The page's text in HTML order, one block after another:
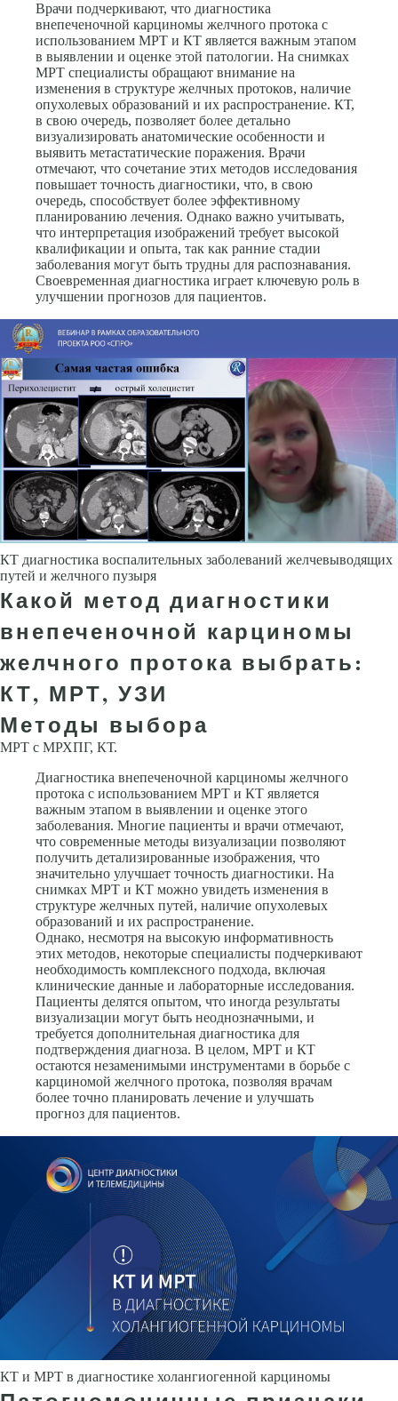
Врачи подчеркивают, что диагностика
внепеченочной карциномы желчного протока с
использованием МРТ и КТ является важным этапом
в выявлении и оценке этой патологии. На снимках
МРТ специалисты обращают внимание на
изменения в структуре желчных протоков, наличие
опухолевых образований и их распространение. КТ,
в свою очередь, позволяет более детально
визуализировать анатомические особенности и
выявить метастатические поражения. Врачи
отмечают, что сочетание этих методов исследования
повышает точность диагностики, что, в свою
очередь, способствует более эффективному
планированию лечения. Однако важно учитывать,
что интерпретация изображений требует высокой
квалификации и опыта, так как ранние стадии
заболевания могут быть трудны для распознавания.
Своевременная диагностика играет ключевую роль в
улучшении прогнозов для пациентов.
КТ диагностика воспалительных заболеваний желчевыводящих
путей и желчного пузыря
Какой метод диагностики
внепеченочной карциномы
желчного протока выбрать:
КТ, МРТ, УЗИ
Методы выбора
МРТ с МРХПГ, КТ.
Диагностика внепеченочной карциномы желчного
протока с использованием МРТ и КТ является
важным этапом в выявлении и оценке этого
заболевания. Многие пациенты и врачи отмечают,
что современные методы визуализации позволяют
получить детализированные изображения, что
значительно улучшает точность диагностики. На
снимках МРТ и КТ можно увидеть изменения в
структуре желчных путей, наличие опухолевых
образований и их распространение.
Однако, несмотря на высокую информативность
этих методов, некоторые специалисты подчеркивают
необходимость комплексного подхода, включая
клинические данные и лабораторные исследования.
Пациенты делятся опытом, что иногда результаты
визуализации могут быть неоднозначными, и
требуется дополнительная диагностика для
подтверждения диагноза. В целом, МРТ и КТ
остаются незаменимыми инструментами в борьбе с
карциномой желчного протока, позволяя врачам
более точно планировать лечение и улучшать
прогноз для пациентов.
КТ и МРТ в диагностике холангиогенной карциномы